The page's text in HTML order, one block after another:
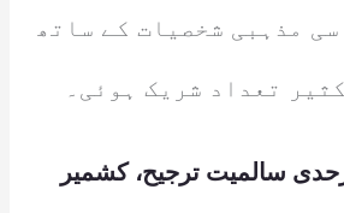
مذہبی شخصیات کے ساتھ
تعداد شریک ہوئی۔
سالمیت ترجیح، کشمیر